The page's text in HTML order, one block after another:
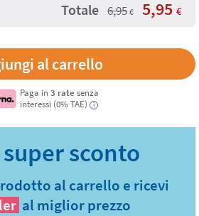
Totale 6,95 € 5,95 €
Paga in 3 rate senza
interessi (0% TAE)
i
al carrello e ricevi
al miglior prezzo